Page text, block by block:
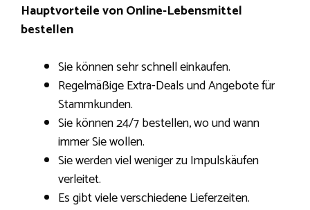
Hauptvorteile von Online-Lebensmittel
bestellen
Sie können sehr schnell einkaufen.
Regelmäßige Extra-Deals und Angebote für
Stammkunden.
Sie können 24/7 bestellen, wo und wann
immer Sie wollen.
Sie werden viel weniger zu Impulskäufen
verleitet.
Es gibt viele verschiedene Lieferzeiten.